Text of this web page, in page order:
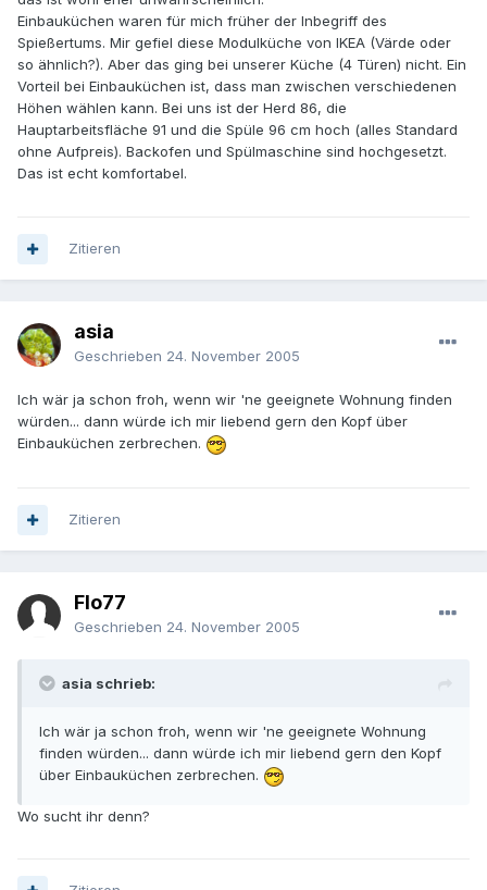
Einbauküchen waren für mich früher der Inbegriff des
Spießertums. Mir gefiel diese Modulküche von IKEA (Värde oder
so ähnlich?). Aber das ging bei unserer Küche (4 Türen) nicht. Ein
Vorteil bei Einbauküchen ist, dass man zwischen verschiedenen
Höhen wählen kann. Bei uns ist der Herd 86, die
Hauptarbeitsfläche 91 und die Spüle 96 cm hoch (alles Standard
ohne Aufpreis). Backofen und Spülmaschine sind hochgesetzt.
Das ist echt komfortabel.
Zitieren
asia
Geschrieben 24. November 2005
Ich wär ja schon froh, wenn wir 'ne geeignete Wohnung finden
würden... dann würde ich mir liebend gern den Kopf über
Einbauküchen zerbrechen.
Zitieren
Flo77
Geschrieben 24. November 2005
asia schrieb:
Ich wär ja schon froh, wenn wir 'ne geeignete Wohnung
finden würden... dann würde ich mir liebend gern den Kopf
über Einbauküchen zerbrechen.
Wo sucht ihr denn?